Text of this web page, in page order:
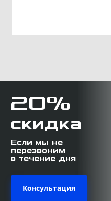
20%
скидка
Если мы не
перезвоним
в течение дня
Консультация